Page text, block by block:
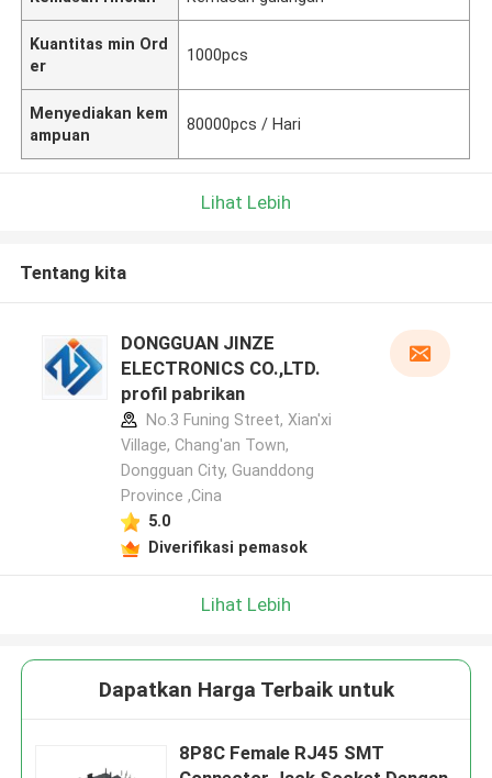
Kuantitas min Ord
er
1000pcs
Menyediakan kem
ampuan
80000pcs / Hari
Lihat Lebih
Tentang kita
DONGGUAN JINZE
ELECTRONICS CO.,LTD.
profil pabrikan
No.3 Funing Street, Xian'xi
Village, Chang'an Town,
Dongguan City, Guanddong
Province ,Cina
5.0
Diverifikasi pemasok
Lihat Lebih
Dapatkan Harga Terbaik untuk
8P8C Female RJ45 SMT